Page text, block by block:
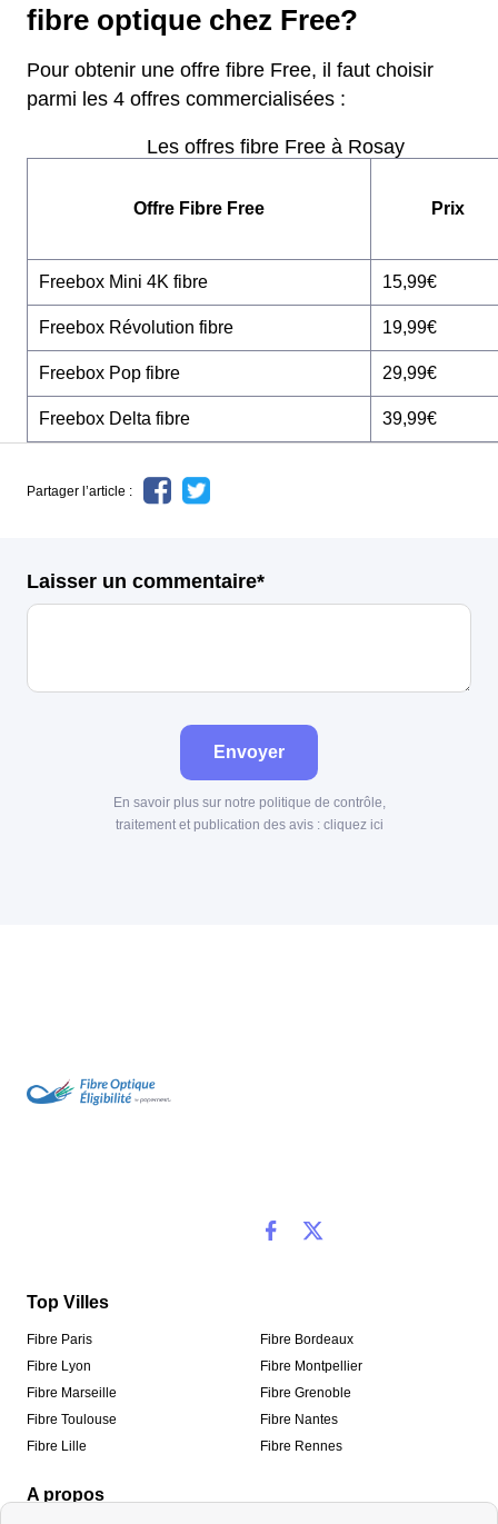
fibre optique chez Free?
Pour obtenir une offre fibre Free, il faut choisir
parmi les 4 offres commercialisées :
Les offres fibre Free à Rosay
Offre Fibre Free Prix
Freebox Mini 4K fibre 15,99€
Freebox Révolution fibre 19,99€
Freebox Pop fibre 29,99€
Freebox Delta fibre 39,99€
Partager l’article :
Laisser un commentaire*
Envoyer
En savoir plus sur notre politique de contrôle,
traitement et publication des avis : cliquez ici
Top Villes
Fibre Paris
Fibre Lyon
Fibre Marseille
Fibre Toulouse
Fibre Lille
Fibre Bordeaux
Fibre Montpellier
Fibre Grenoble
Fibre Nantes
Fibre Rennes
A propos